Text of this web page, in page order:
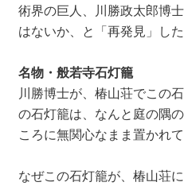
術界の巨人、川勝政太郎博
はないか、と「再発見」した
名物・般若寺石灯籠
川勝博士が、椿山荘でこの
の石灯籠は、なんと庭の隅
ころに無関心なまま置かれて
なぜこの石灯籠が、椿山荘